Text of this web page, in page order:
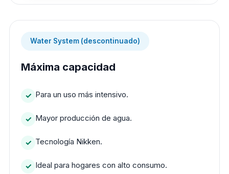
Water System (descontinuado)
Máxima capacidad
Para un uso más intensivo.
Mayor producción de agua.
Tecnología Nikken.
Ideal para hogares con alto consumo.